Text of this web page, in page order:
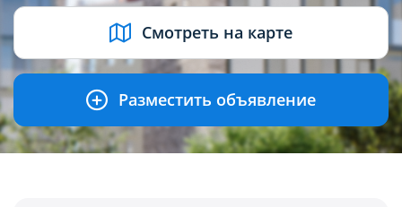
Смотреть на карте
Разместить объявление